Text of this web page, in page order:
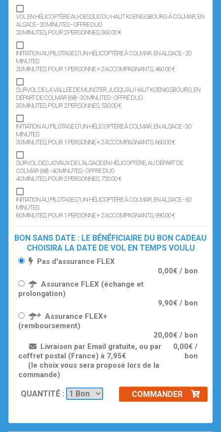
VOL EN HÉLICOPTÈRE AU-DESSUS DU HAUT KOENIGSBOURG À COLMAR, EN
ALSACE - 20 MINUTES - OFFRE DUO
20 MINUTES, POUR 2 PERSONNES, 360.00 €
INITIATION AU PILOTAGE D'UN HÉLICOPTÈRE À COLMAR, EN ALSACE - 20
MINUTES
20 MINUTES, POUR 1 PERSONNE + 2 ACCOMPAGNANTS, 460.00 €
SURVOL DE LA VALLÉE DE MUNSTER JUSQU'AU HAUT KOENIGSBOURG, EN
DÉPART DE COLMAR (68) - 30 MINUTES - OFFRE DUO
30 MINUTES, POUR 2 PERSONNES, 530.00 €
INITIATION AU PILOTAGE D'UN HÉLICOPTÈRE À COLMAR, EN ALSACE - 30
MINUTES
30 MINUTES, POUR 1 PERSONNE + 2 ACCOMPAGNANTS, 660.00 €
SURVOL DES JOYAUX DE L'ALSACE EN HÉLICOPTÈRE, AU DÉPART DE
COLMAR (68) - 40 MINUTES - OFFRE DUO
40 MINUTES, POUR 2 PERSONNES, 720.00 €
INITIATION AU PILOTAGE D'UN HÉLICOPTÈRE À COLMAR, EN ALSACE - 60
MINUTES
60 MINUTES, POUR 1 PERSONNE + 2 ACCOMPAGNANTS, 990.00 €
BON SANS DATE : LE BÉNÉFICIAIRE DU BON CADEAU
CHOISIRA LA DATE DE VOL EN TEMPS VOULU
Pas d'assurance FLEX
0,00€ / bon
Assurance FLEX (échange et
prolongation)
9,90€ / bon
Assurance FLEX+
(remboursement)
20,00€ / bon
Livraison par Email gratuite, ou par
coffret postal (France) à 7,95€
(le choix vous sera proposé lors de la
commande)
0,00€ /
bon
QUANTITÉ : COMMANDER